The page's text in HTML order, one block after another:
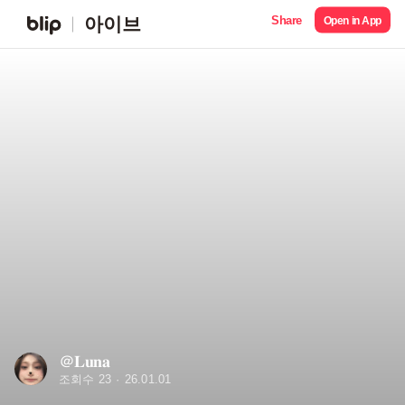
아이브 Share Open in App
＠𝐋𝐮𝐧𝐚
조회수 23 26.01.01